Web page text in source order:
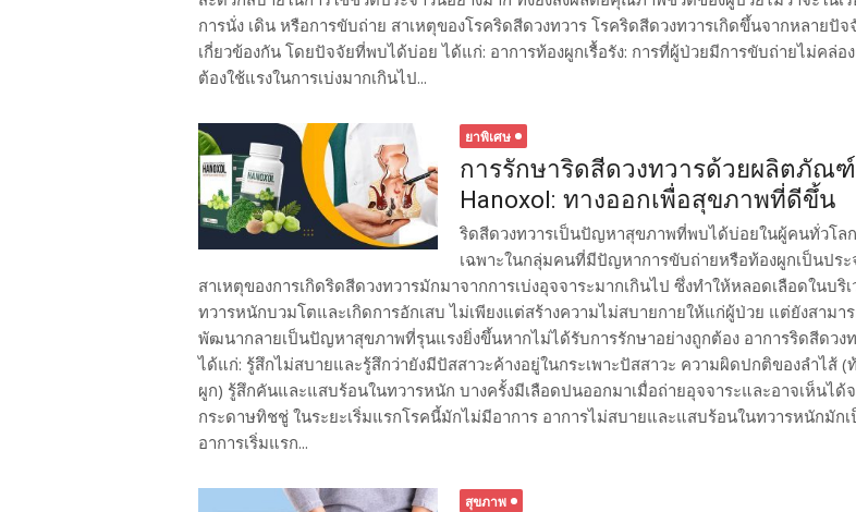
การนั่ง เดิน หรือการขับถ่าย สาเหตุของโรคริดสีดวงทวาร โรคริดสีดวงทวารเกิดขึ้นจากหลายปัจ
เกี่ยวข้องกัน โดยปัจจัยที่พบได้บ่อย ได้แก่: อาการท้องผูกเรื้อรัง: การที่ผู้ป่วยมีการขับถ่ายไม่คล่อ
ต้องใช้แรงในการเบ่งมากเกินไป...
ยาพิเศษ
การรักษาริดสีดวงทวารด้วยผลิตภัณฑ์
Hanoxol: ทางออกเพื่อสุขภาพที่ดีขึ้น
ริดสีดวงทวารเป็นปัญหาสุขภาพที่พบได้บ่อยในผู้คนทั่วโล
เฉพาะในกลุ่มคนที่มีปัญหาการขับถ่ายหรือท้องผูกเป็นประ
สาเหตุของการเกิดริดสีดวงทวารมักมาจากการเบ่งอุจจาระมากเกินไป ซึ่งทำให้หลอดเลือดในบริ
ทวารหนักบวมโตและเกิดการอักเสบ ไม่เพียงแต่สร้างความไม่สบายกายให้แก่ผู้ป่วย แต่ยังสามา
พัฒนากลายเป็นปัญหาสุขภาพที่รุนแรงยิ่งขึ้นหากไม่ได้รับการรักษาอย่างถูกต้อง อาการริดสีดวง
ได้แก่: รู้สึกไม่สบายและรู้สึกว่ายังมีปัสสาวะค้างอยู่ในกระเพาะปัสสาวะ ความผิดปกติของลำไส้ (
ผูก) รู้สึกคันและแสบร้อนในทวารหนัก บางครั้งมีเลือดปนออกมาเมื่อถ่ายอุจจาระและอาจเห็นได้
กระดาษทิชชู่ ในระยะเริ่มแรกโรคนี้มักไม่มีอาการ อาการไม่สบายและแสบร้อนในทวารหนักมัก
อาการเริ่มแรก...
สุขภาพ